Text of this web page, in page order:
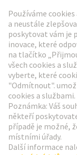
Přejít na
Social Media